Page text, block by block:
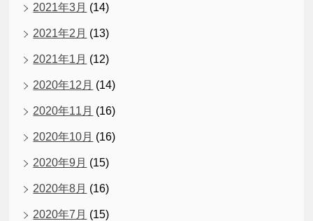
2021年3月 (14)
2021年2月 (13)
2021年1月 (12)
2020年12月 (14)
2020年11月 (16)
2020年10月 (16)
2020年9月 (15)
2020年8月 (16)
2020年7月 (15)